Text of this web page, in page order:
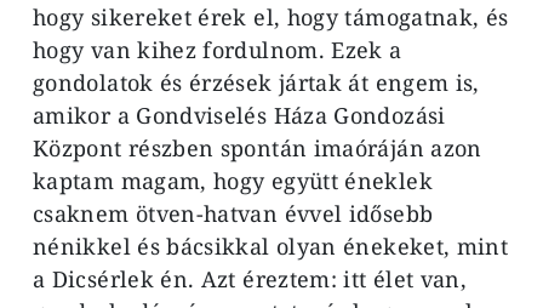
hogy sikereket érek el, hogy támogatnak, és
hogy van kihez fordulnom. Ezek a
gondolatok és érzések jártak át engem is,
amikor a Gondviselés Háza Gondozási
Központ részben spontán imaóráján azon
kaptam magam, hogy együtt éneklek
csaknem ötven-hatvan évvel idősebb
nénikkel és bácsikkal olyan énekeket, mint
a Dicsérlek én. Azt éreztem: itt élet van,